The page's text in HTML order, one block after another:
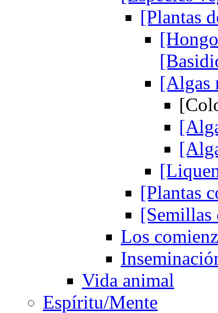
[Plantas
[Algas
[Plantas
[Semillas
Los
Vida animal
Espíritu/Mente